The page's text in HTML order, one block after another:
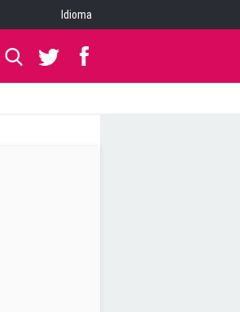
Idioma